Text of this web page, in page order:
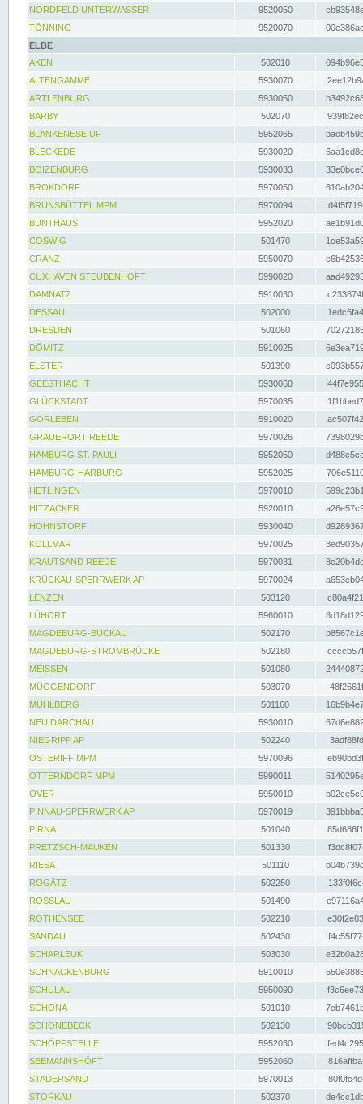
NORDFELD UNTERWASSER
9520050
TÖNNING
9520070
ELBE
AKEN
502010
ALTENGAMME
5930070
ARTLENBURG
5930050
BARBY
502070
BLANKENESE UF
5952065
BLECKEDE
5930020
BOIZENBURG
5930033
BROKDORF
5970050
BRUNSBÜTTEL MPM
5970094
BUNTHAUS
5952020
COSWIG
501470
CRANZ
5950070
CUXHAVEN STEUBENHÖFT
5990020
DAMNATZ
5910030
DESSAU
502000
DRESDEN
501060
DÖMITZ
5910025
ELSTER
501390
GEESTHACHT
5930060
GLÜCKSTADT
5970035
GORLEBEN
5910020
GRAUERORT REEDE
5970026
HAMBURG ST. PAULI
5952050
HAMBURG-HARBURG
5952025
HETLINGEN
5970010
HITZACKER
5920010
HOHNSTORF
5930040
KOLLMAR
5970025
KRAUTSAND REEDE
5970031
KRÜCKAU-SPERRWERK AP
5970024
LENZEN
503120
LÜHORT
5960010
MAGDEBURG-BUCKAU
502170
MAGDEBURG-STROMBRÜCKE
502180
MEISSEN
501080
MÜGGENDORF
503070
MÜHLBERG
501160
NEU DARCHAU
5930010
NIEGRIPP AP
502240
OSTERIFF MPM
5970096
OTTERNDORF MPM
5990011
OVER
5950010
PINNAU-SPERRWERK AP
5970019
PIRNA
501040
PRETZSCH-MAUKEN
501330
RIESA
501110
ROGÄTZ
502250
ROSSLAU
501490
ROTHENSEE
502210
SANDAU
502430
SCHARLEUK
503030
SCHNACKENBURG
5910010
SCHULAU
5950090
SCHÖNA
501010
SCHÖNEBECK
502130
SCHÖPFSTELLE
5952030
SEEMANNSHÖFT
5952060
STADERSAND
5970013
STORKAU
502370